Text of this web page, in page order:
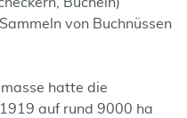
von Buchnüssen
hatte die
auf rund 9000 ha